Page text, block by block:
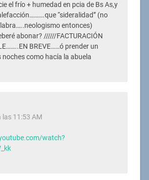
el frío + humedad en pcia de Bs As,y
“sideralidad” (no
entonces)
abonar? //////FACTURACIÓN
BREVE……ó prender un
noches como hacía la abuela
11:53 AM
watch?